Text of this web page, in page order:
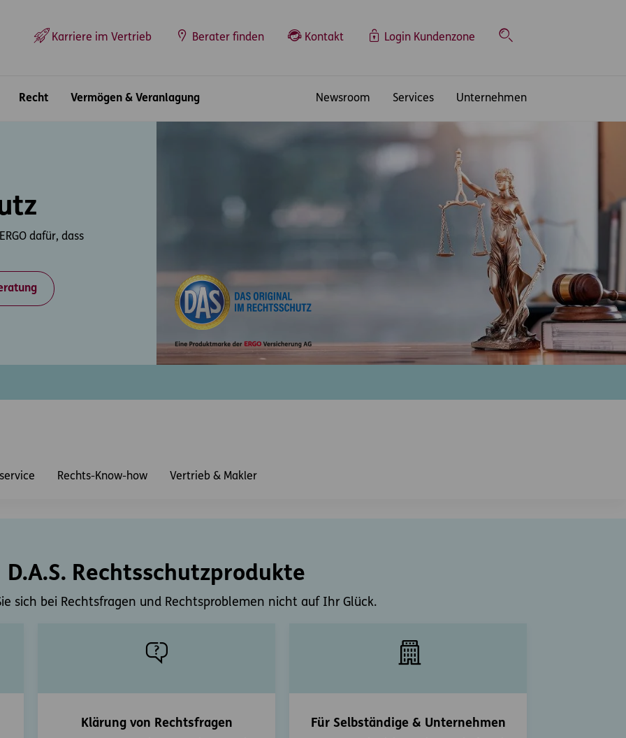
Karriere im Vertrieb Berater finden Kontakt Login Kundenzone
Suche
Recht Vermögen & Veranlagung Newsroom Services Unternehmen
dafür, dass
Rechts-Know-how Vertrieb & Makler
D.A.S. Rechtsschutzprodukte
sich bei Rechtsfragen und Rechtsproblemen nicht auf Ihr Glück.
Klärung von Rechtsfragen Für Selbständige & Unternehmen